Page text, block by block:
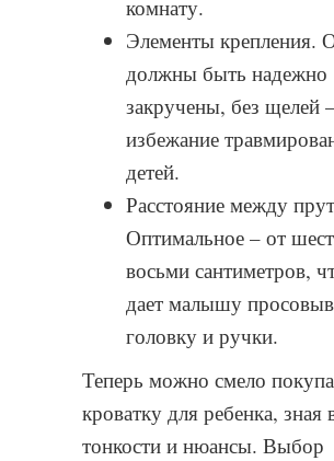
комнату.
Элементы крепления.
должны быть надежно
закручены, без щелей
избежание
детей.
Расстояние между
Оптимальное – от
восьми сантиметров,
дает малышу
головку и ручки.
Теперь можно смело
кроватку для ребенка, зная
тонкости и нюансы. Выбор